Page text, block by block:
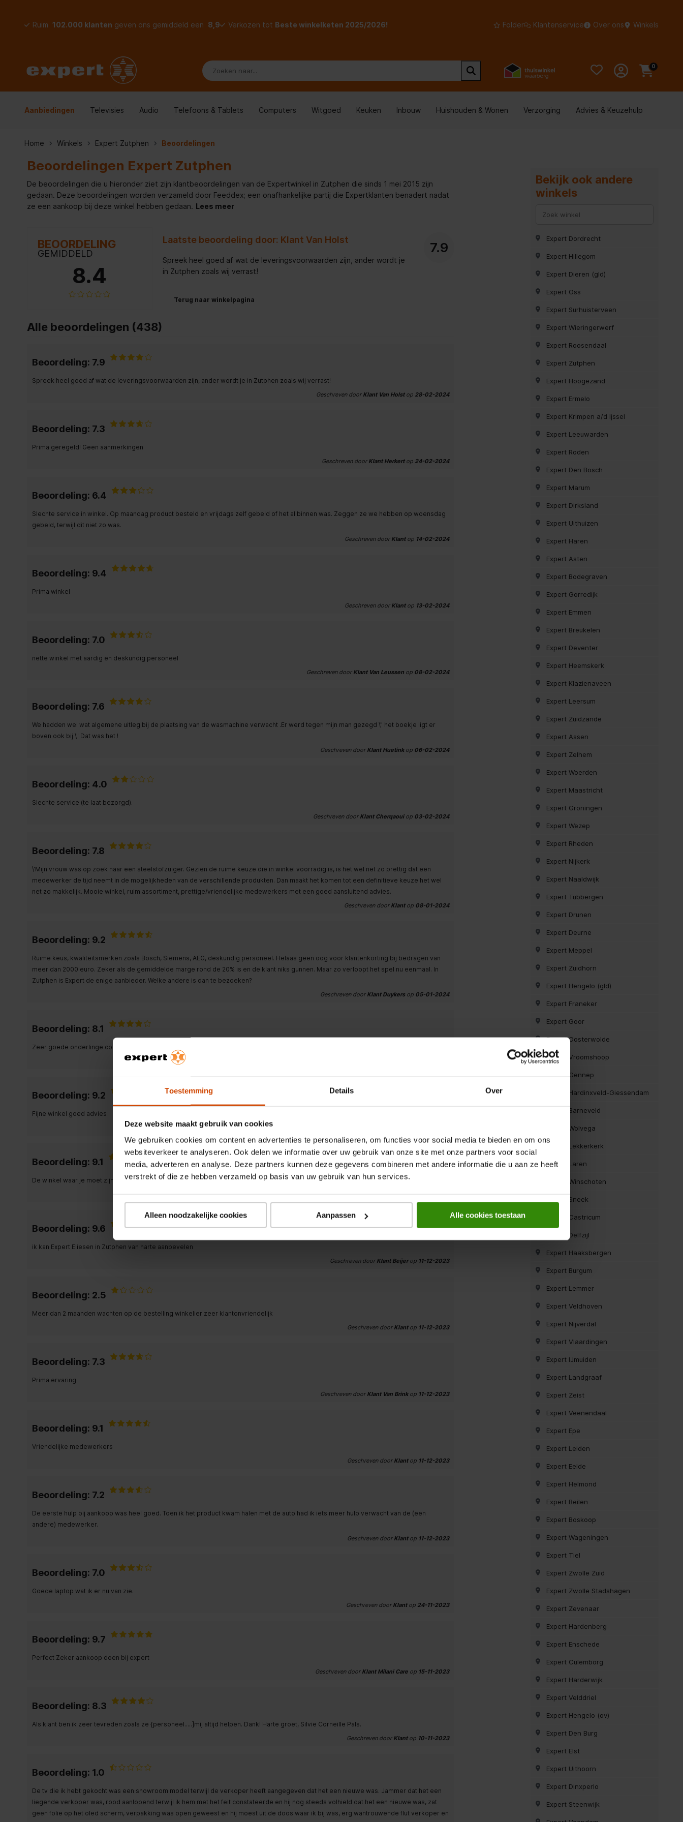
Toestemming Details Over
Deze website maakt gebruik van cookies
We gebruiken cookies om content en advertenties te personaliseren, om functies voor social media te bieden en om ons
websiteverkeer te analyseren. Ook delen we informatie over uw gebruik van onze site met onze partners voor social
media, adverteren en analyse. Deze partners kunnen deze gegevens combineren met andere informatie die u aan ze heeft
verstrekt of die ze hebben verzameld op basis van uw gebruik van hun services.
Alleen noodzakelijke cookies Aanpassen Alle cookies toestaan
Ruim 102.000 klanten geven ons gemiddeld een 8,9 Verkozen tot Beste winkelketen 2025/2026! Folder Klantenservice Over ons Winkels
0
Aanbiedingen Televisies Audio Telefoons & Tablets Computers Witgoed Keuken Inbouw Huishouden & Wonen Verzorging Advies & Keuzehulp
Home Winkels Expert Zutphen Beoordelingen
Beoordelingen Expert Zutphen
De beoordelingen die u hieronder ziet zijn klantbeoordelingen van de Expertwinkel in Zutphen die sinds 1 mei 2015 zijn
gedaan. Deze beoordelingen worden verzameld door Feeddex; een onafhankelijke partij die Expertklanten benadert nadat
ze een aankoop bij deze winkel hebben gedaan. Lees meer
BEOORDELING
GEMIDDELD
8.4
Laatste beoordeling door: Klant Van Holst 7.9
Spreek heel goed af wat de leveringsvoorwaarden zijn, ander wordt je
in Zutphen zoals wij verrast!
Terug naar winkelpagina
Alle beoordelingen (438)
Beoordeling: 7.9
Spreek heel goed af wat de leveringsvoorwaarden zijn, ander wordt je in Zutphen zoals wij verrast!
Geschreven door Klant Van Holstop 28-02-2024
Beoordeling: 7.3
Prima geregeld! Geen aanmerkingen
Geschreven door Klant Herkertop 24-02-2024
Beoordeling: 6.4
Slechte service in winkel. Op maandag product besteld en vrijdags zelf gebeld of het al binnen was. Zeggen ze we hebben op woensdag
gebeld, terwijl dit niet zo was.
Geschreven door Klantop 14-02-2024
Beoordeling: 9.4
Prima winkel
Geschreven door Klantop 13-02-2024
Beoordeling: 7.0
nette winkel met aardig en deskundig personeel
Geschreven door Klant Van Leussen op 08-02-2024
Beoordeling: 7.6
We hadden wel wat algemene uitleg bij de plaatsing van de wasmachine verwacht .Er werd tegen mijn man gezegd \" het boekje ligt er
boven ook bij \" Dat was het !
Geschreven door Klant Huetinkop 06-02-2024
Beoordeling: 4.0
Slechte service (te laat bezorgd).
Geschreven door Klant Cherqaouiop 03-02-2024
Beoordeling: 7.8
\'Mijn vrouw was op zoek naar een steelstofzuiger. Gezien de ruime keuze die in winkel voorradig is, is het wel net zo prettig dat een
medewerker de tijd neemt in de mogelijkheden van de verschillende produkten. Dan maakt het komen tot een definitieve keuze het wel
net zo makkelijk. Mooie winkel, ruim assortiment, prettige/vriendelijke medewerkers met een goed aansluitend advies.
Geschreven door Klantop 08-01-2024
Beoordeling: 9.2
Ruime keus, kwaliteitsmerken zoals Bosch, Siemens, AEG, deskundig personeel. Helaas geen oog voor klantenkorting bij bedragen van
meer dan 2000 euro. Zeker als de gemiddelde marge rond de 20% is en de klant niks gunnen. Maar zo verloopt het spel nu eenmaal. In
Zutphen is Expert de enige aanbieder. Welke andere is dan te bezoeken?
Geschreven door Klant Duykersop 05-01-2024
Beoordeling: 8.1
Zeer goede onderlinge communicatie en vlot en duidelijk advies in een straal van 8 km. Wat wil een mens nog meer.
Beoordeling: 9.2
Fijne winkel goed advies
Beoordeling: 9.1
De winkel waar je moet zijn
Geschreven doorKlant Vremanop11-12-2023
Beoordeling: 9.6
ik kan Expert Eliesen in Zutphen van harte aanbevelen
Geschreven door Klant Beijerop 11-12-2023
Beoordeling: 2.5
Meer dan 2 maanden wachten op de bestelling winkelier zeer klantonvriendelijk
Geschreven door Klantop 11-12-2023
Beoordeling: 7.3
Prima ervaring
Geschreven door Klant Van Brinkop 11-12-2023
Beoordeling: 9.1
Vriendelijke medewerkers
Geschreven door Klantop 11-12-2023
Beoordeling: 7.2
De eerste hulp bij aankoop was heel goed. Toen ik het product kwam halen met de auto had ik iets meer hulp verwacht van de (een
andere) medewerker.
Geschreven door Klantop 11-12-2023
Beoordeling: 7.0
Goede laptop wat ik er nu van zie.
Geschreven door Klantop 24-11-2023
Beoordeling: 9.7
Perfect Zeker aankoop doen bij expert
Geschreven door Klant Milani Care op 15-11-2023
Beoordeling: 8.3
Als klant ben ik zeer tevreden zoals ze {personeel.....]mij altijd helpen. Dank! Harte groet, Silvie Corneille Pals.
Geschreven door Klantop 10-11-2023
Beoordeling: 1.0
De tv die ik hebt gekocht was een showroom model terwijl de verkoper heeft aangegeven dat het een nieuwe was. Jammer dat het een
liegende verkoper was, rood aanlopend terwijl ik hem met het feit constateerde en hij nog steeds volhield dat het een nieuwe was, zat
geen folie op het oled scherm, verpakking was open geweest en hij moest uit de doos waar ik bij was, erg wantrouwende flut verkoper en
Bekijk ook andere
winkels
Expert Dordrecht
Expert Hillegom
Expert Dieren (gld)
Expert Oss
Expert Surhuisterveen
Expert Wieringerwerf
Expert Roosendaal
Expert Zutphen
Expert Hoogezand
Expert Ermelo
Expert Krimpen a/d Ijssel
Expert Leeuwarden
Expert Roden
Expert Den Bosch
Expert Marum
Expert Dirksland
Expert Uithuizen
Expert Haren
Expert Asten
Expert Bodegraven
Expert Gorredijk
Expert Emmen
Expert Breukelen
Expert Deventer
Expert Heemskerk
Expert Klazienaveen
Expert Leersum
Expert Zuidzande
Expert Assen
Expert Zelhem
Expert Woerden
Expert Maastricht
Expert Groningen
Expert Wezep
Expert Rheden
Expert Nijkerk
Expert Naaldwijk
Expert Tubbergen
Expert Drunen
Expert Deurne
Expert Meppel
Expert Zuidhorn
Expert Hengelo (gld)
Expert Franeker
Expert Goor
Expert Oosterwolde
Expert Vroomshoop
Expert Gennep
Expert Hardinxveld-Giessendam
Expert Barneveld
Expert Wolvega
Expert Lekkerkerk
Expert Laren
Expert Winschoten
Expert Sneek
Expert Castricum
Expert Delfzijl
Expert Haaksbergen
Expert Burgum
Expert Lemmer
Expert Veldhoven
Expert Nijverdal
Expert Vlaardingen
Expert IJmuiden
Expert Landgraaf
Expert Zeist
Expert Veenendaal
Expert Epe
Expert Leiden
Expert Eelde
Expert Helmond
Expert Beilen
Expert Boskoop
Expert Wageningen
Expert Tiel
Expert Zwolle Zuid
Expert Zwolle Stadshagen
Expert Zevenaar
Expert Hardenberg
Expert Enschede
Expert Culemborg
Expert Harderwijk
Expert Velddriel
Expert Hengelo (ov)
Expert Den Burg
Expert Elst
Expert Uithoorn
Expert Dinxperlo
Expert Steenwijk